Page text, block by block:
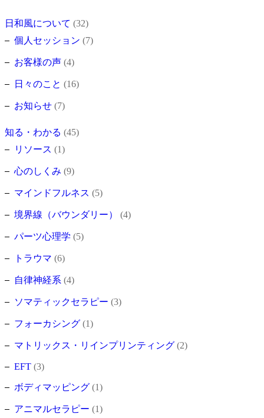
日和風について (32)
個人セッション (7)
お客様の声 (4)
日々のこと (16)
お知らせ (7)
知る・わかる (45)
リソース (1)
心のしくみ (9)
マインドフルネス (5)
境界線（バウンダリー） (4)
パーツ心理学 (5)
トラウマ (6)
自律神経系 (4)
ソマティックセラピー (3)
フォーカシング (1)
マトリックス・リインプリンティング (2)
EFT (3)
ボディマッピング (1)
アニマルセラピー (1)